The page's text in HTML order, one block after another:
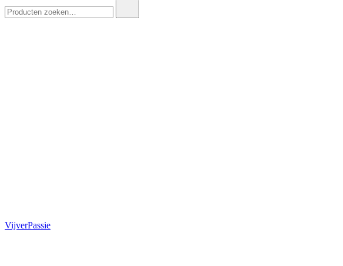
naar:
VijverPassie